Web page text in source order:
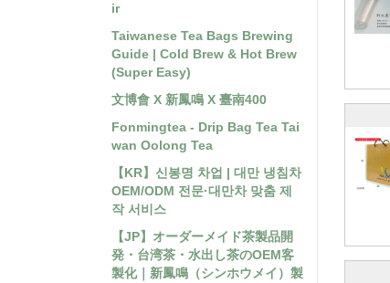
ir
Taiwanese Tea Bags Brewing
Guide | Cold Brew & Hot Brew
(Super Easy)
文博會 X 新鳳鳴 X 臺南400
Fonmingtea - Drip Bag Tea Tai
wan Oolong Tea
【KR】신봉명 차업 | 대만 냉침차
OEM/ODM 전문·대만차 맞춤 제
작 서비스
【JP】オーダーメイド茶製品開
発・台湾茶・水出し茶のOEM客
製化｜新鳳鳴（シンホウメイ）製